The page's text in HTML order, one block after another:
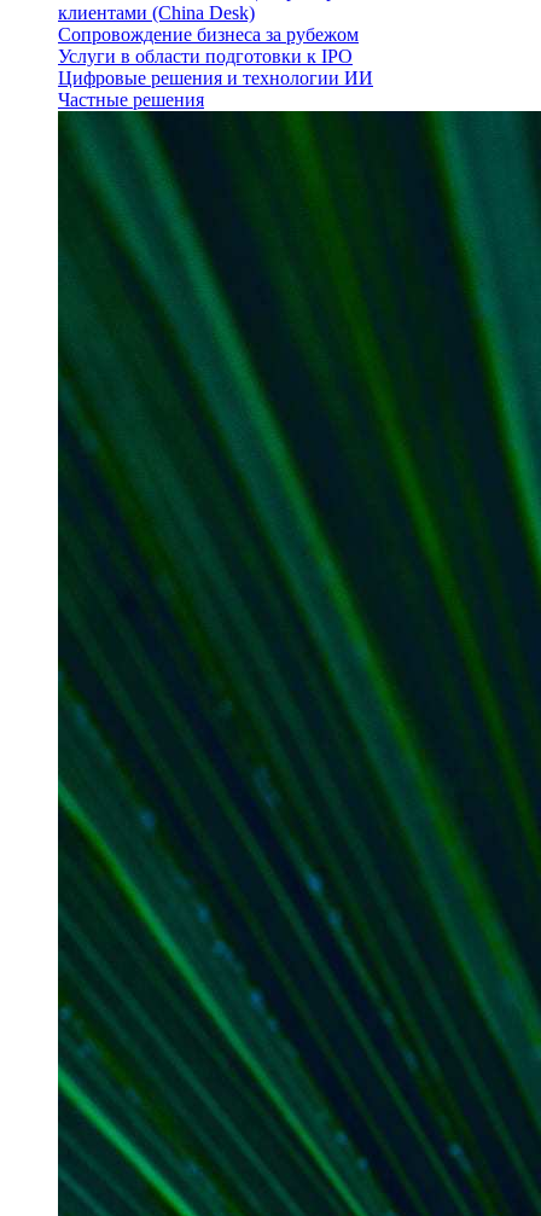
клиентами (China Desk)
Сопровождение бизнеса за рубежом
Услуги в области подготовки к IPO
Цифровые решения и технологии ИИ
Частные решения